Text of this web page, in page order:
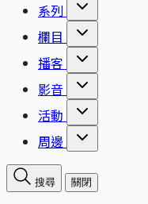
系列
欄目
播客
影音
活動
周邊
搜尋 關閉